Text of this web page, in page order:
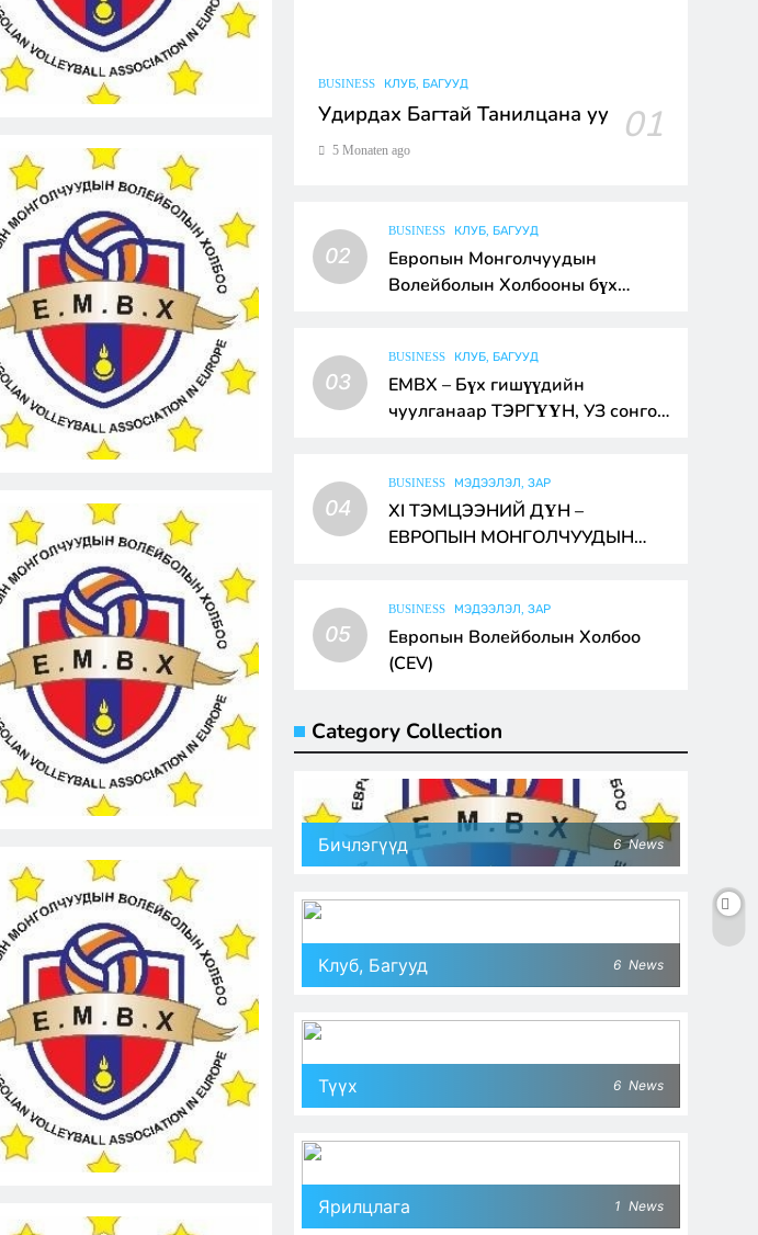
BUSINESS КЛУБ, БАГУУД
Удирдах Багтай Танилцана уу 01
5 Monaten ago
02
BUSINESS КЛУБ, БАГУУД
Европын Монголчуудын
Волейболын Холбооны бүх
03
BUSINESS КЛУБ, БАГУУД
ЕМВХ – Бүх гишүүдийн
чуулганаар ТЭРГҮҮН, УЗ сонгон
04
BUSINESS МЭДЭЭЛЭЛ, ЗАР
XI ТЭМЦЭЭНИЙ ДҮН –
ЕВРОПЫН МОНГОЛЧУУДЫН
05
BUSINESS МЭДЭЭЛЭЛ, ЗАР
Европын Волейболын Холбоо
(CEV)
Category Collection
Бичлэгүүд 6 News
Клуб, Багууд 6 News
Түүх 6 News
Ярилцлага 1 News